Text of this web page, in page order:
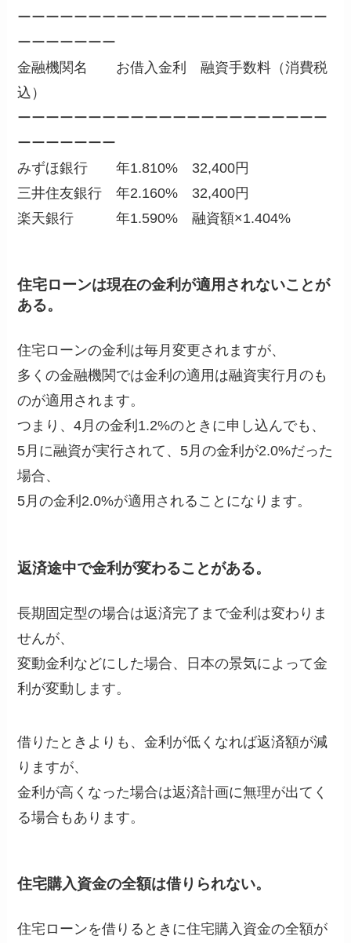
ーーーーーーーーーーーーーーーーーーーーーー
ーーーーーーー
金融機関名 お借入金利 融資手数料（消費税
込）
ーーーーーーーーーーーーーーーーーーーーーー
ーーーーーーー
みずほ銀行 年1.810% 32,400円
三井住友銀行 年2.160% 32,400円
楽天銀行 年1.590% 融資額×1.404%
住宅ローンは現在の金利が適用されないことが
ある。
住宅ローンの金利は毎月変更されますが、
多くの金融機関では金利の適用は融資実行月のも
のが適用されます。
つまり、4月の金利1.2%のときに申し込んでも、
5月に融資が実行されて、5月の金利が2.0%だった
場合、
5月の金利2.0%が適用されることになります。
返済途中で金利が変わることがある。
長期固定型の場合は返済完了まで金利は変わりま
せんが、
変動金利などにした場合、日本の景気によって金
利が変動します。
借りたときよりも、金利が低くなれば返済額が減
りますが、
金利が高くなった場合は返済計画に無理が出てく
る場合もあります。
住宅購入資金の全額は借りられない。
住宅ローンを借りるときに住宅購入資金の全額が